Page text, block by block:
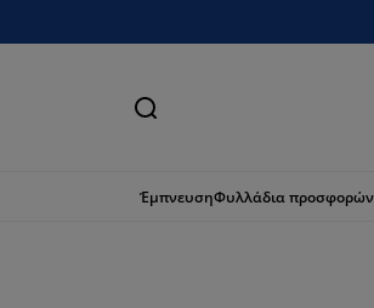
Αναζήτηση
ΈμπνευσηΦυλλάδια προσφορών